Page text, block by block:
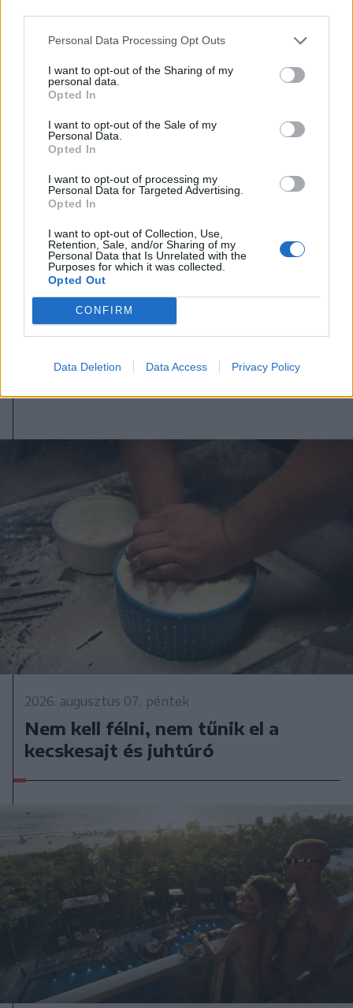
Personal Data Processing Opt Outs
I want to opt-out of the Sharing of my
personal data.
Opted In
I want to opt-out of the Sale of my
Personal Data.
Opted In
I want to opt-out of processing my
Personal Data for Targeted Advertising.
Opted In
I want to opt-out of Collection, Use,
Retention, Sale, and/or Sharing of my
Personal Data that Is Unrelated with the
Purposes for which it was collected.
Opted Out
CONFIRM
Data Deletion Data Access Privacy Policy
2026. augusztus 07., péntek
Soha nem volt még ilyen meleg
Budapesten
2026. augusztus 07., péntek
Nem kell félni, nem tűnik el a
kecskesajt és juhtúró